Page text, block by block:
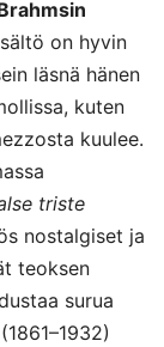
on hyvin
läsnä hänen
kuten
kuulee.
triste
nostalgiset ja
teoksen
surua
(1861–1932)